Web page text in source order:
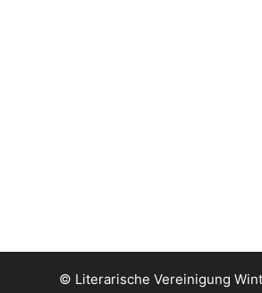
© Literarische Vereinigung